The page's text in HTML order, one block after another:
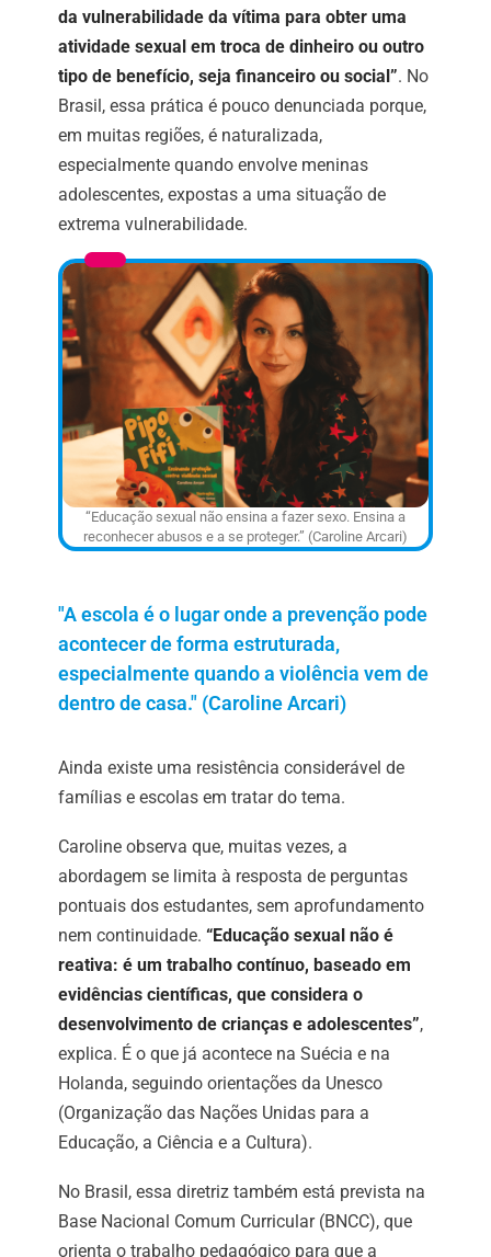
da vulnerabilidade da vítima para obter uma
atividade sexual em troca de dinheiro ou outro
tipo de benefício, seja financeiro ou social”. No
Brasil, essa prática é pouco denunciada porque,
em muitas regiões, é naturalizada,
especialmente quando envolve meninas
adolescentes, expostas a uma situação de
extrema vulnerabilidade.
“Educação sexual não ensina a fazer sexo. Ensina a
reconhecer abusos e a se proteger.” (Caroline Arcari)
"A escola é o lugar onde a prevenção pode
acontecer de forma estruturada,
especialmente quando a violência vem de
dentro de casa." (Caroline Arcari)
Ainda existe uma resistência considerável de
famílias e escolas em tratar do tema.
Caroline observa que, muitas vezes, a
abordagem se limita à resposta de perguntas
pontuais dos estudantes, sem aprofundamento
nem continuidade. “Educação sexual não é
reativa: é um trabalho contínuo, baseado em
evidências científicas, que considera o
desenvolvimento de crianças e adolescentes”,
explica. É o que já acontece na Suécia e na
Holanda, seguindo orientações da Unesco
(Organização das Nações Unidas para a
Educação, a Ciência e a Cultura).
No Brasil, essa diretriz também está prevista na
Base Nacional Comum Curricular (BNCC), que
orienta o trabalho pedagógico para que a